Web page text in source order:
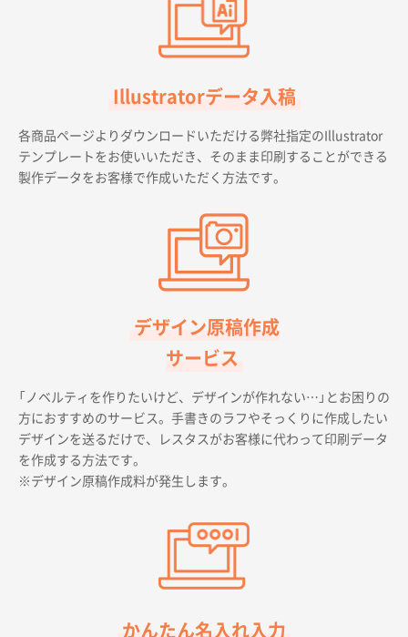
Illustratorデータ入稿
各商品ページよりダウンロードいただける弊社指定のIllustrator
テンプレートをお使いいただき、そのまま印刷することができる
製作データをお客様で作成いただく方法です。
デザイン原稿作成
サービス
「ノベルティを作りたいけど、デザインが作れない…」とお困りの
方におすすめのサービス。手書きのラフやそっくりに作成したい
デザインを送るだけで、レスタスがお客様に代わって印刷データ
を作成する方法です。
※デザイン原稿作成料が発生します。
かんたん名入れ入力